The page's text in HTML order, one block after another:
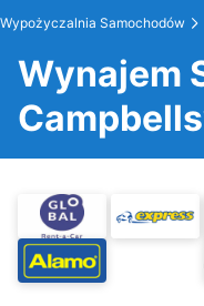
Wypożyczalnia Samochodów
Wynajem